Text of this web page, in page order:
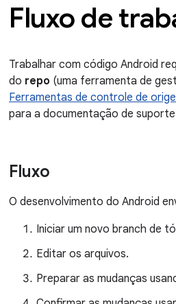
Fluxo de
Trabalhar com código Android
do repo (uma ferramenta de
Ferramentas de controle de
para a documentação de
Fluxo
O desenvolvimento do Android
Iniciar um novo branch de
Editar os arquivos.
Preparar as mudanças